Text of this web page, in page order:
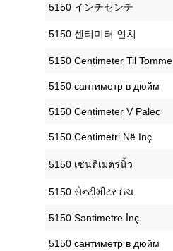
‎5150 インチセンチ
‎5150 센티미터 인치
‎5150 Centimeter Til Tomme
‎5150 сантиметр в дюйм
‎5150 Centimeter V Palec
‎5150 Centimetri Në Inç
‎5150 เซนติเมตรนิ้ว
‎5150 સેન્ટીમીટર ઇંચ
‎5150 Santimetre İnç
‎5150 сантиметр в дюйм